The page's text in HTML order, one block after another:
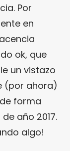
Por
en
ok, que
un vistazo
(por ahora)
forma
año 2017.
algo!